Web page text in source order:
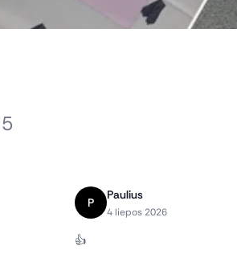
5
P
Paulius
4 liepos 2026
👍